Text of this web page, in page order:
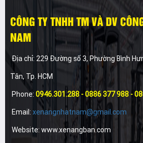
CÔNG TY TNHH TM VÀ DV
NAM
Địa chỉ: 229 Đường số 3, Phường Bình
Tân, Tp. HCM
Phone: 0946.301.288 - 0886 377 988 -
Email: xenangnhatnam@gmail.com
Website: www.xenangban.com